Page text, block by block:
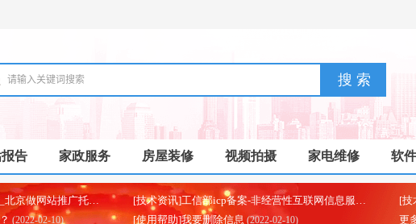
告 家政服务 房屋装修 视频拍摄 家电维修 软
[本地资讯]北京制作网站建设_北京做网站推广托管代运营的公司 (2025-07-03) [技术资讯]工信部icp备案-非经营性互联网信息服务备案
(2022-02-10) [使用帮助]我要删除信息 (2022-02-10) 更